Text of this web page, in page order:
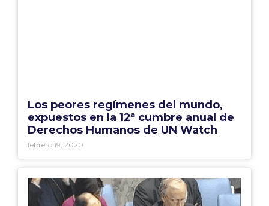
Los peores regímenes del mundo,
expuestos en la 12ª cumbre anual de
Derechos Humanos de UN Watch
febrero 19, 2020